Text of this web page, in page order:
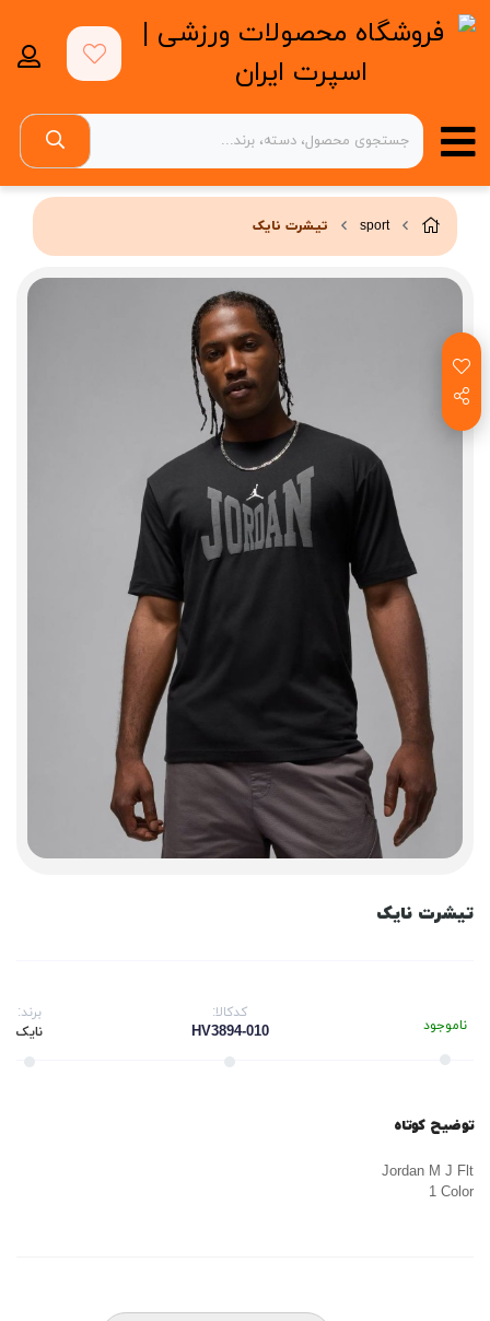
sport تیشرت نایک
تیشرت نایک
ناموجود
کدکالا:
HV3894-010
برند:
نایک
توضیح کوتاه
Jordan M J Flt
1 Color